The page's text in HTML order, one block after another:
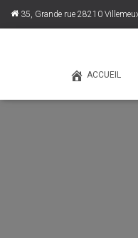
35, Grande rue 28210
ACCUEIL